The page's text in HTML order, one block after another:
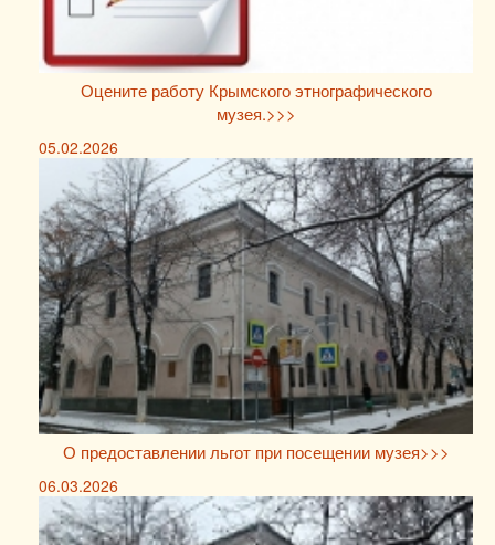
Оцените работу Крымского этнографического
музея.>>>
05.02.2026
О предоставлении льгот при посещении музея>>>
06.03.2026